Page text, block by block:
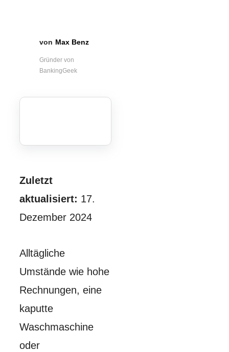
Max Benz
Gründer von
BankingGeek
Zuletzt
aktualisiert: 17.
Dezember 2024
Alltägliche
Umstände wie hohe
Rechnungen, eine
kaputte
Waschmaschine
oder